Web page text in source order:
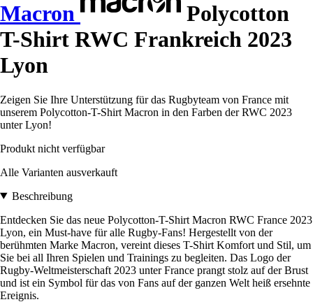
Macron
Polycotton
T-Shirt RWC Frankreich 2023
Lyon
Zeigen Sie Ihre Unterstützung für das Rugbyteam von France mit
unserem Polycotton-T-Shirt Macron in den Farben der RWC 2023
unter Lyon!
Produkt nicht verfügbar
Alle Varianten ausverkauft
Beschreibung
Entdecken Sie das neue Polycotton-T-Shirt Macron RWC France 2023
Lyon, ein Must-have für alle Rugby-Fans! Hergestellt von der
berühmten Marke Macron, vereint dieses T-Shirt Komfort und Stil, um
Sie bei all Ihren Spielen und Trainings zu begleiten. Das Logo der
Rugby-Weltmeisterschaft 2023 unter France prangt stolz auf der Brust
und ist ein Symbol für das von Fans auf der ganzen Welt heiß ersehnte
Ereignis.